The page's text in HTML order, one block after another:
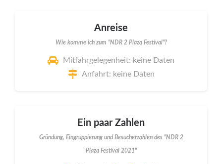
Anreise
Wie komme ich zum "NDR 2 Plaza Festival"?
Mitfahrgelegenheit: keine Daten
Anfahrt: keine Daten
Ein paar Zahlen
Gründung, Eingruppierung und Besucherzahlen des "NDR 2
Plaza Festival 2021"